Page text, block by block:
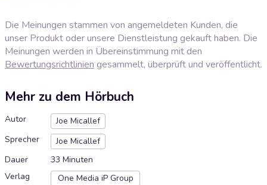
Die Meinungen stammen von angemeldeten Kunden, die
unser Produkt oder unsere Dienstleistung gekauft haben. Die
Meinungen werden in Übereinstimmung mit den
Bewertungsrichtlinien gesammelt, überprüft und veröffentlicht.
Mehr zu dem Hörbuch
Autor
Joe Micallef
Sprecher
Joe Micallef
Dauer
33 Minuten
Verlag
One Media iP Group